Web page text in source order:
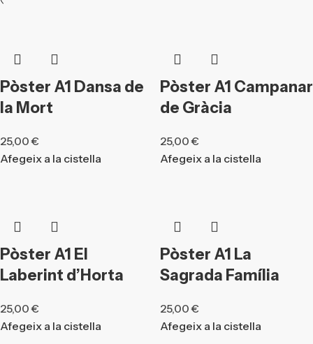
Pòster A1 Dansa de
la Mort
25,00€
Afegeix a la cistella
Pòster A1 Campanar
de Gràcia
25,00€
Afegeix a la cistella
Pòster A1 El
Laberint d’Horta
25,00€
Afegeix a la cistella
Pòster A1 La
Sagrada Família
25,00€
Afegeix a la cistella